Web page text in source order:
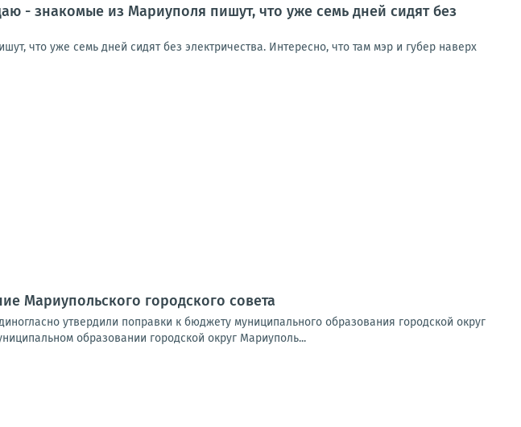
знакомые из Мариуполя пишут, что уже семь дней сидят без
что уже семь дней сидят без электричества. Интересно, что там мэр и губер наверх
Мариупольского городского совета
утвердили поправки к бюджету муниципального образования городской округ
образовании городской округ Мариуполь...